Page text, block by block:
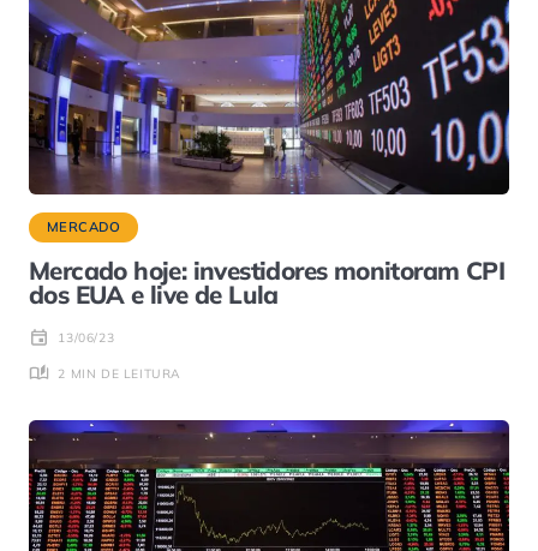
MERCADO
Mercado hoje: investidores monitoram CPI
dos EUA e live de Lula
13/06/23
2 MIN DE LEITURA